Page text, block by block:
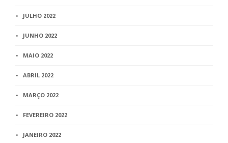
JULHO 2022
JUNHO 2022
MAIO 2022
ABRIL 2022
MARÇO 2022
FEVEREIRO 2022
JANEIRO 2022